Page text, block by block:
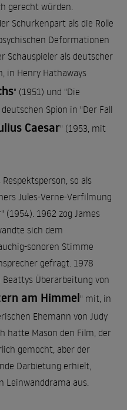
gerecht würden.
Schurkenpart als die Rolle
Deformationen
Schauspieler als deutscher
in Henry Hathaways
" (1951) und "Die
Spion in "Der Fall
Caesar" (1953, mit
so als
Jules-Verne-Verfilmung
(1954). 1962 zog James
sich dem
sonoren Stimme
gefragt. 1978
Überarbeitung von
am Himmel" mit, in
Ehemann von Judy
hatte Mason den Film, der
gemocht, aber der
Darbietung erhielt,
Leinwanddrama aus.